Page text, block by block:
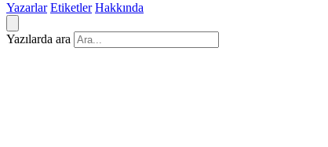
Yazarlar Etiketler Hakkında
Yazılarda ara